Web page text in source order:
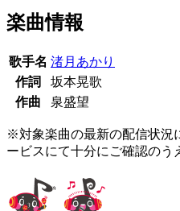
楽曲情報
歌手名 渚月あかり
作詞
坂本晃歌
作曲
泉盛望
※対象楽曲の最新の配信状況
ービスにて十分にご確認のう